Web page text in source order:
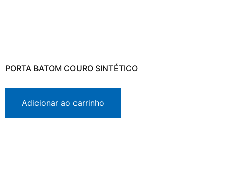
PORTA BATOM COURO SINTÉTICO
Adicionar ao carrinho